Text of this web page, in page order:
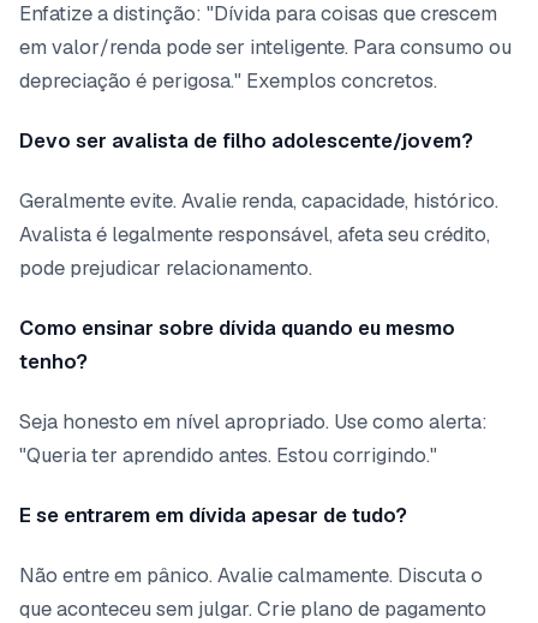
Enfatize a distinção: "Dívida para coisas que crescem
em valor/renda pode ser inteligente. Para consumo ou
depreciação é perigosa." Exemplos concretos.
Devo ser avalista de filho adolescente/jovem?
Geralmente evite. Avalie renda, capacidade, histórico.
Avalista é legalmente responsável, afeta seu crédito,
pode prejudicar relacionamento.
Como ensinar sobre dívida quando eu mesmo
tenho?
Seja honesto em nível apropriado. Use como alerta:
"Queria ter aprendido antes. Estou corrigindo."
E se entrarem em dívida apesar de tudo?
Não entre em pânico. Avalie calmamente. Discuta o
que aconteceu sem julgar. Crie plano de pagamento